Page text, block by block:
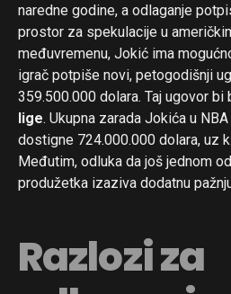
naredne godine, a odlaganje
prostor za spekulacije u
međuvremenu, Jokić ima
igrač potpiše novi, petogodišnji
359.500.000 dolara. Taj ugovor
lige. Ukupna zarada Jokića u
dostigne 724.000.000 dolara, uz
Međutim, odluka da još jednom
produžetka izaziva dodatnu
Razlozi za